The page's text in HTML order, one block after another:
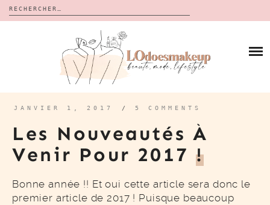
Rechercher :
CALENDRIERS DE L’AVENT
BON PLAN
À PROPOS
CONTACT
JANVIER 1, 2017 / 5 COMMENTS
Les Nouveautés À
Venir Pour 2017!
Bonne année !! Et oui cette article sera donc le
premier article de 2017 ! Puisque beaucoup